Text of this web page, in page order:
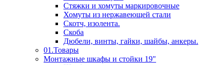
Стяжки и хомуты маркировочные
Хомуты из нержавеющей стали
Скотч, изолента.
Скоба
Дюбели, винты, гайки, шайбы, анкеры.
01.Товары
Монтажные шкафы и стойки 19"